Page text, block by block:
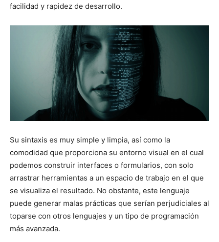
facilidad y rapidez de desarrollo.
Su sintaxis es muy simple y limpia, así como la
comodidad que proporciona su entorno visual en el cual
podemos construir interfaces o formularios, con solo
arrastrar herramientas a un espacio de trabajo en el que
se visualiza el resultado. No obstante, este lenguaje
puede generar malas prácticas que serían perjudiciales al
toparse con otros lenguajes y un tipo de programación
más avanzada.